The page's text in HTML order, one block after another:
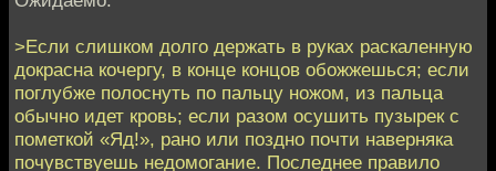
>Если слишком долго держать в руках раскаленную
докрасна кочергу, в конце концов обожжешься; если
поглубже полоснуть по пальцу ножом, из пальца
обычно идет кровь; если разом осушить пузырек с
пометкой «Яд!», рано или поздно почти наверняка
почувствуешь недомогание. Последнее правило